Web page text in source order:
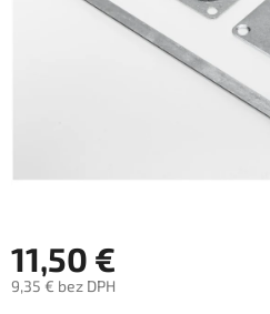
11,50 €
9,35 € bez DPH